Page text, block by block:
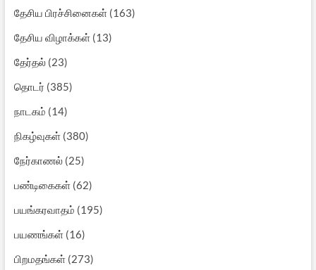
தேசிய பிரச்சினைகள்(163)
தேசிய விழாக்கள்(13)
தேர்தல்(23)
தொடர் (385)
நாடகம் (14)
நிகழ்வுகள்(380)
நேர்காணல்(25)
பண்டிகைகள்(62)
பயங்கரவாதம் (195)
பயணங்கள்(16)
பிறமதங்கள்(273)